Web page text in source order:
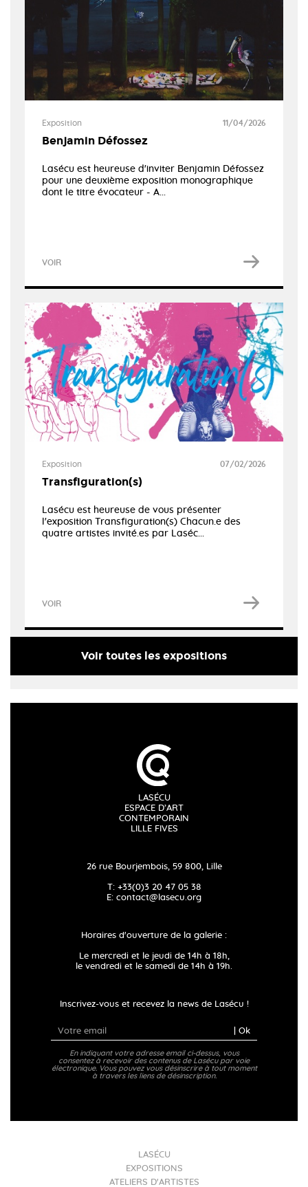
Exposition 11/04/2026
Benjamin Défossez
Lasécu est heureuse d'inviter Benjamin Défossez
pour une deuxième exposition monographique
dont le titre évocateur - A...
VOIR
Exposition 07/02/2026
Transfiguration(s)
Lasécu est heureuse de vous présenter
l'exposition Transfiguration(s) Chacun.e des
quatre artistes invité.es par Laséc...
VOIR
Voir toutes les expositions
LASÉCU
ESPACE D’ART
CONTEMPORAIN
LILLE FIVES
26 rue Bourjembois, 59 800, Lille
T: +33(0)3 20 47 05 38
E: contact@lasecu.org
Horaires d'ouverture de la galerie :
Le mercredi et le jeudi de 14h à 18h,
le vendredi et le samedi de 14h à 19h.
Inscrivez-vous et recevez la news de Lasécu !
| Ok
En indiquant votre adresse email ci-dessus, vous
consentez à recevoir des contenus de Lasécu par voie
électronique. Vous pouvez vous désinscrire à tout moment
à travers les liens de désinscription.
LASÉCU
EXPOSITIONS
ATELIERS D'ARTISTES